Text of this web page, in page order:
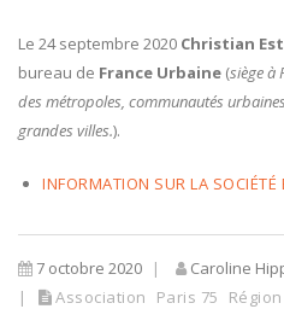
Le 24 septembre 2020 Christian
bureau de France Urbaine (siège à
des métropoles, communautés
grandes villes.).
INFORMATION SUR LA SOCIÉTÉ
7 octobre 2020
Caroline
Association
Paris 75